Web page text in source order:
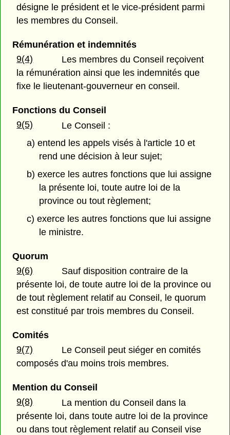
désigne le président et le vice-président parmi
les membres du Conseil.
Rémunération et indemnités
9(4)
Les membres du Conseil reçoivent
la rémunération ainsi que les indemnités que
fixe le lieutenant-gouverneur en conseil.
Fonctions du Conseil
9(5)
Le Conseil :
a) entend les appels visés à l'article 10 et
rend une décision à leur sujet;
b) exerce les autres fonctions que lui assigne
la présente loi, toute autre loi de la
province ou tout règlement;
c) exerce les autres fonctions que lui assigne
le ministre.
Quorum
9(6)
Sauf disposition contraire de la
présente loi, de toute autre loi de la province ou
de tout règlement relatif au Conseil, le quorum
est constitué par trois membres du Conseil.
Comités
9(7)
Le Conseil peut siéger en comités
composés d'au moins trois membres.
Mention du Conseil
9(8)
La mention du Conseil dans la
présente loi, dans toute autre loi de la province
ou dans tout règlement relatif au Conseil vise